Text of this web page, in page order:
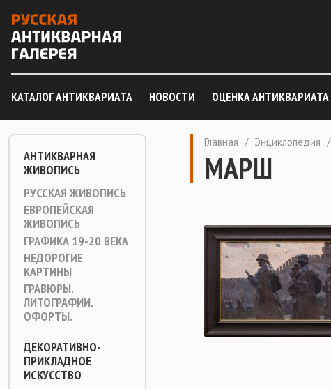
КАТАЛОГ АНТИКВАРИАТА НОВОСТИ ОЦЕНКА АНТИКВАРИАТА
АНТИКВАРНАЯ
ЖИВОПИСЬ
РУССКАЯ ЖИВОПИСЬ
ЕВРОПЕЙСКАЯ
ЖИВОПИСЬ
ГРАФИКА 19-20 ВЕКА
НЕДОРОГИЕ
КАРТИНЫ
ГРАВЮРЫ.
ЛИТОГРАФИИ.
ОФОРТЫ.
ДЕКОРАТИВНО-
ПРИКЛАДНОЕ
ИСКУССТВО
Главная / Энциклопедия /
МАРШ